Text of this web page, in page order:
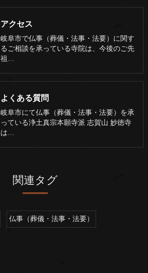
アクセス
岐阜市で仏事（葬儀・法事・法要）に関す
るご相談を承っている寺院は、今後のご先
祖…
よくある質問
岐阜市にて仏事（葬儀・法事・法要）を承
っている浄土真宗本願寺派 志賀山 妙徳寺
は…
関連タグ
仏事（葬儀・法事・法要）